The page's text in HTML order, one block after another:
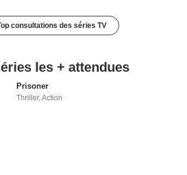
consultations des séries TV
les + attendues
Prisoner
Thriller,Action